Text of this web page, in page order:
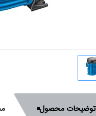
توضیحات محصول